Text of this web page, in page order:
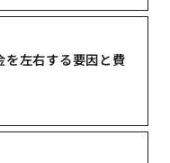
を左右する要因と費